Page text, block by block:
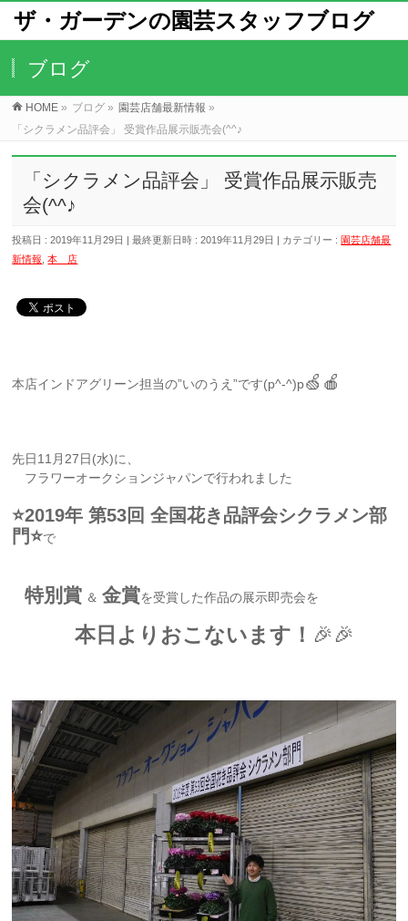
ザ・ガーデンの園芸スタッフブログ
ブログ
HOME » ブログ » 園芸店舗最新情報 »
「シクラメン品評会」 受賞作品展示販売会(^^♪
「シクラメン品評会」 受賞作品展示販売
会(^^♪
投稿日 : 2019年11月29日 最終更新日時 : 2019年11月29日 カテゴリー :園芸店舗最
新情報 ,本 店
本店インドアグリーン担当の”いのうえ”です(p^-^)p🍏🍎
先日11月27日(水)に、
フラワーオークションジャパンで行われました
⭐2019年 第53回 全国花き品評会シクラメン部
門⭐で
特別賞 ＆金賞を受賞した作品の展示即売会を
本日よりおこないます！ 🎉🎉